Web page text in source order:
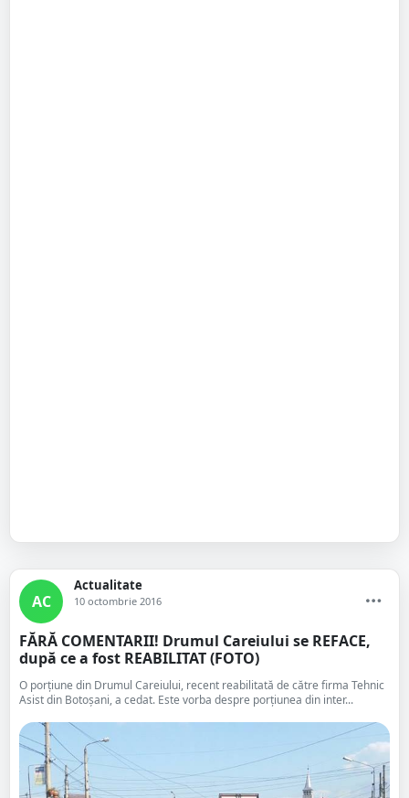
AC
Actualitate
10 octombrie 2016
FĂRĂ COMENTARII! Drumul Careiului se REFACE,
după ce a fost REABILITAT (FOTO)
O porțiune din Drumul Careiului, recent reabilitată de către firma Tehnic
Asist din Botoșani, a cedat. Este vorba despre porțiunea din inter...